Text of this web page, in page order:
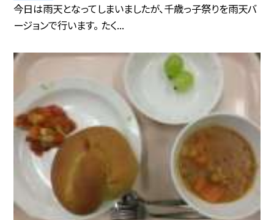
今日は雨天となってしまいましたが、千歳っ子祭りを雨天バ
ージョンで行います。 たく...